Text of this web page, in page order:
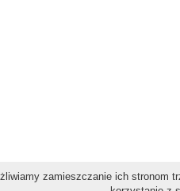
zamieszczanie ich stronom